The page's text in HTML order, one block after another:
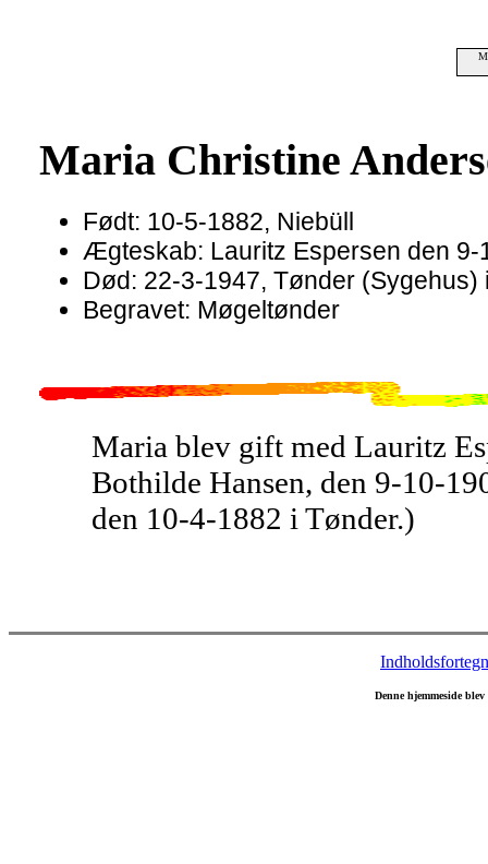
Maria Christine
Født: 10-5-1882, Niebüll
Ægteskab: Lauritz Espersen den 9-
Død: 22-3-1947, Tønder (Sygehus)
Begravet: Møgeltønder
Maria blev gift med Lauritz
Bothilde Hansen, den 9-10-
den 10-4-1882 i Tønder.)
Denne hjemmeside